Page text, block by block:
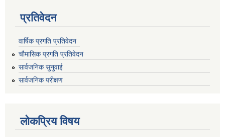
प्रतिवेदन
वार्षिक प्रगति प्रतिवेदन
चौमासिक प्रगति प्रतिवेदन
सार्वजनिक सुनुवाई
सार्वजनिक परीक्षण
लोकप्रिय विषय